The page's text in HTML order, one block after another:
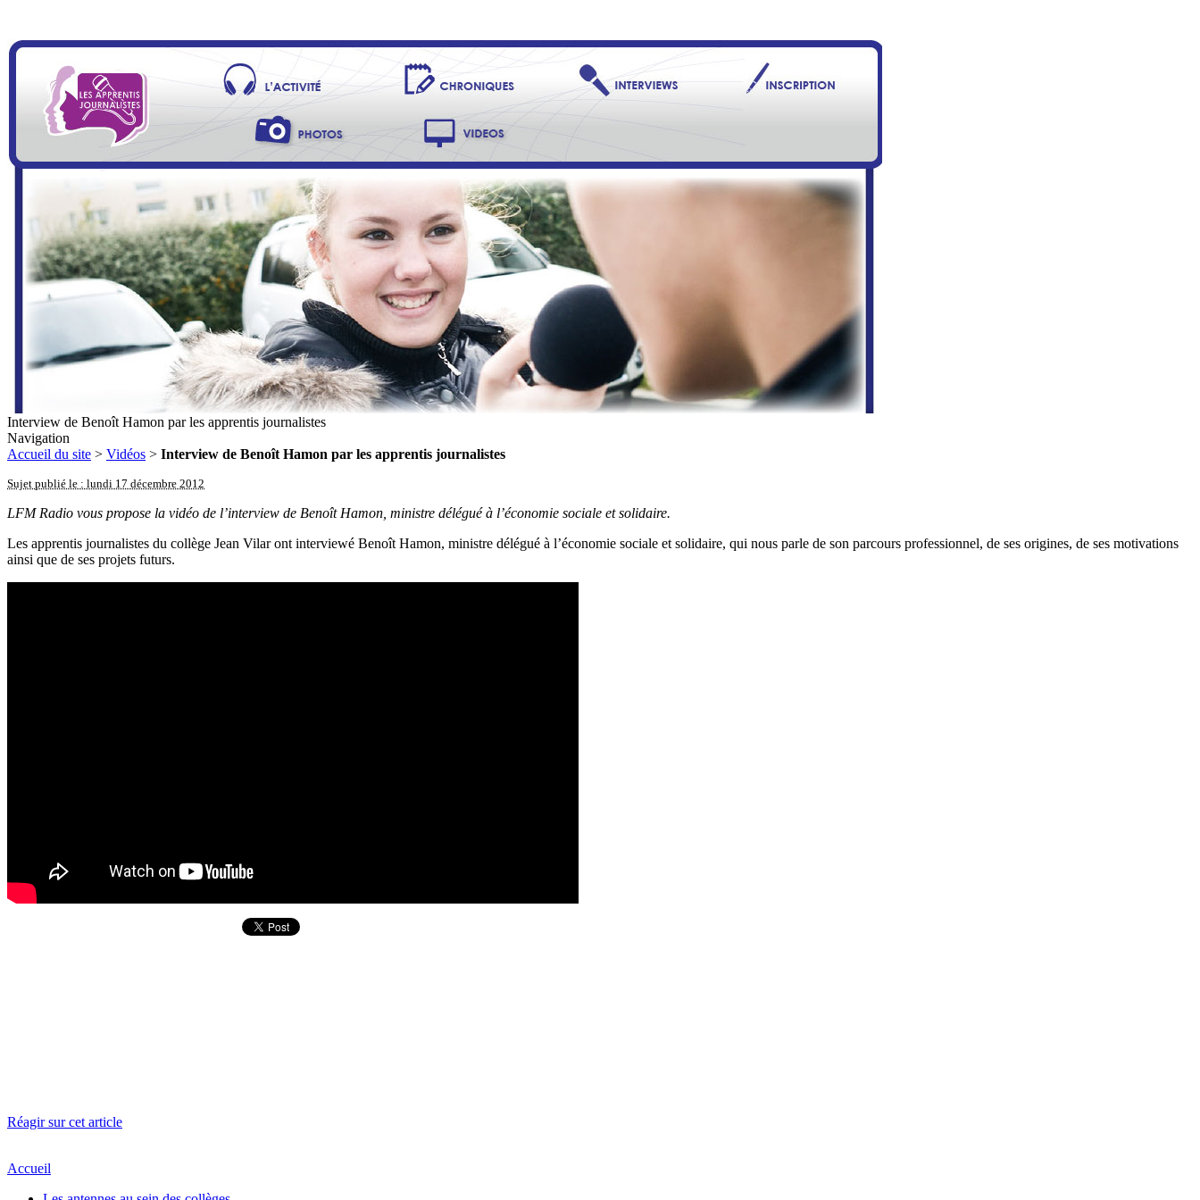
Interview de Benoît Hamon par les apprentis journalistes
Navigation
Accueil du site > Vidéos > Interview de Benoît Hamon par les apprentis journalistes
Sujet publié le : lundi 17 décembre 2012
LFM Radio vous propose la vidéo de l’interview de Benoît Hamon, ministre délégué à l’économie sociale et solidaire.
Les apprentis journalistes du collège Jean Vilar ont interviewé Benoît Hamon, ministre délégué à l’économie sociale et solidaire, qui nous parle de son parcours professionnel, de ses origines, de ses motivations
ainsi que de ses projets futurs.
Réagir sur cet article
Accueil